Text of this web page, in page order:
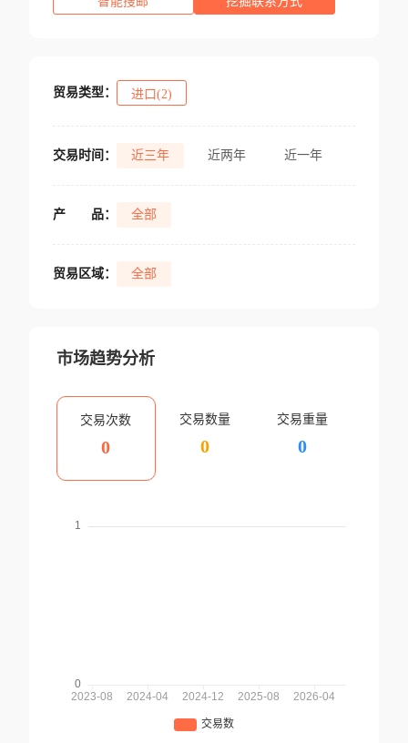
贸易类型： 进口(2)
交易时间： 近三年 近两年 近一年
产 品： 全部
贸易区域： 全部
市场趋势分析
交易次数
0
交易数量
0
交易重量
0